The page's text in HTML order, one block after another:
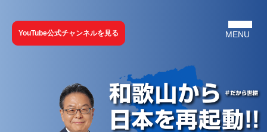
YouTube公式チャンネルを見る